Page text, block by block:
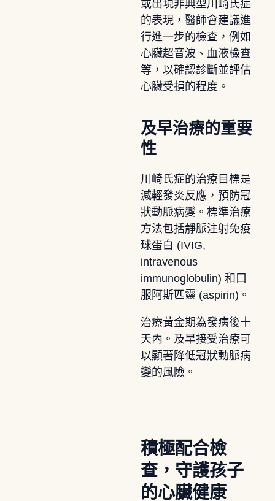
或出現非典型川崎氏症
的表現，醫師會建議進
行進一步的檢查，例如
心臟超音波、血液檢查
等，以確認診斷並評估
心臟受損的程度。
及早治療的重要
性
川崎氏症的治療目標是
減輕發炎反應，預防冠
狀動脈病變。標準治療
方法包括靜脈注射免疫
球蛋白 (IVIG,
intravenous
immunoglobulin) 和口
服阿斯匹靈 (aspirin)。
治療黃金期為發病後十
天內。及早接受治療可
以顯著降低冠狀動脈病
變的風險。
積極配合檢
查，守護孩子
的心臟健康